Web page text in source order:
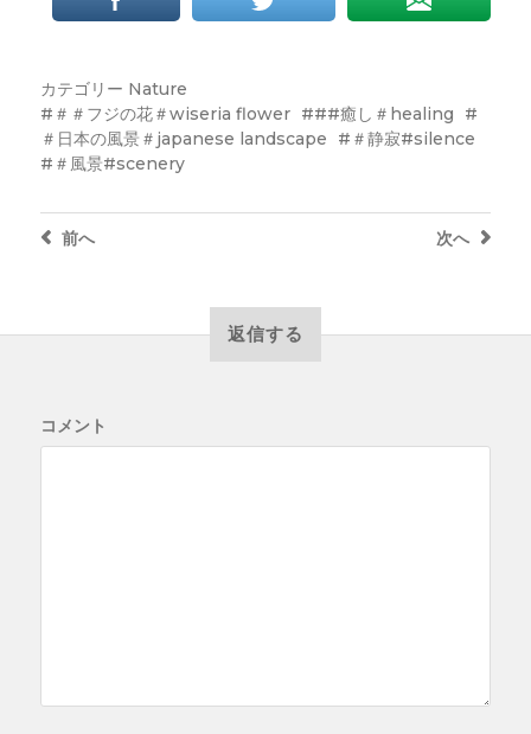
カテゴリー Nature
＃＃フジの花＃wiseria flower
##癒し＃healing
＃日本の風景＃japanese landscape
＃静寂#silence
＃風景#scenery
次へ
前へ
返信する
コメント